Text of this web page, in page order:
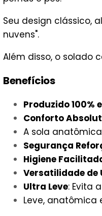
Seu design clássico,
nuvens".
Além disso, o solado
Benefícios
Produzido 100%
Conforto
A sola
Segurança
Higiene
Versatilidade de
Ultra Leve: Evita
Leve,